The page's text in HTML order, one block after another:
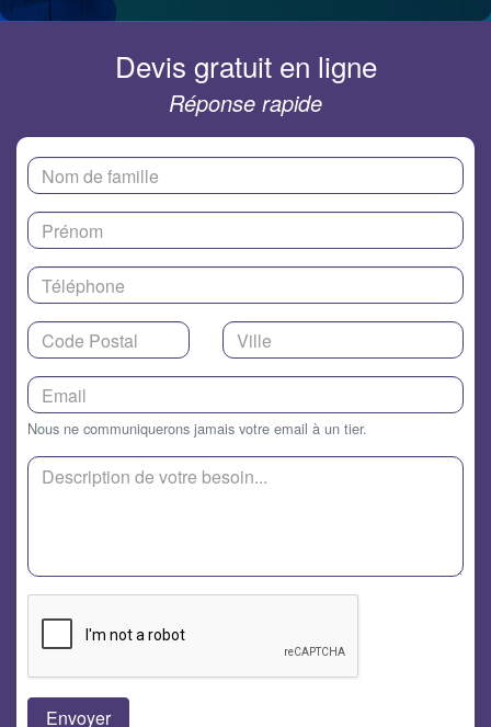
Devis gratuit en ligne
Réponse rapide
Nous ne communiquerons jamais votre email à un tier.